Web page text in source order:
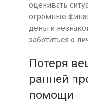
оценивать
огромные
деньги
заботиться о
Потеря
ранней
помощи